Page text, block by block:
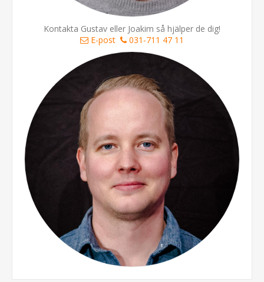
Kontakta Gustav eller Joakim så hjälper de dig!
E-post
031-711 47 11